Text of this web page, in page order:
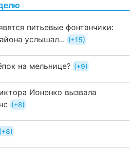
питьевые фонтанчики:
услышал...
+15
на мельнице? +9
Ионенко вызвала
+8
+8